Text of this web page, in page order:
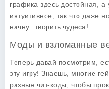
графика здесь достойная, а
интуитивное, так что даже
начнут творить чудеса!
Моды и взломанные
Теперь давай посмотрим,
эту игру! Знаешь, многие
разные чит-коды, чтобы